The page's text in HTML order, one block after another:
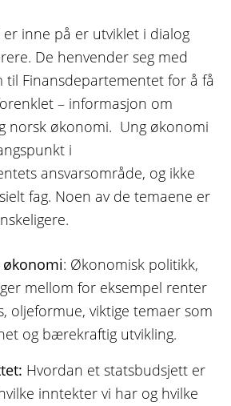
inne på er utviklet i dialog
De henvender seg med
til Finansdepartementet for å få
– informasjon om
norsk økonomi. Ung økonomi
i
ansvarsområde, og ikke
fag. Noen av de temaene er
: Økonomisk politikk,
mellom for eksempel renter
oljeformue, viktige temaer som
og bærekraftig utvikling.
Hvordan et statsbudsjett er
inntekter vi har og hvilke